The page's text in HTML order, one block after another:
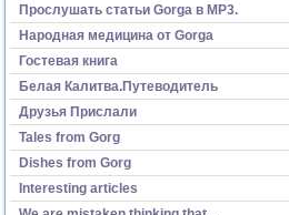
Прослушать статьи Gorga в МР3.
Народная медицина от Gorga
Гостевая книга
Белая Калитва.Путеводитель
Друзья Прислали
Tales from Gorg
Dishes from Gorg
Interesting articles